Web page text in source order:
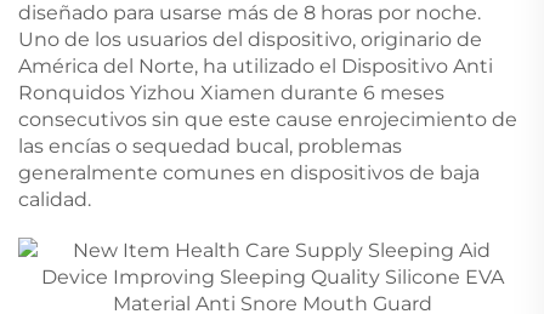
diseñado para usarse más de 8 horas por noche.
Uno de los usuarios del dispositivo, originario de
América del Norte, ha utilizado el Dispositivo Anti
Ronquidos Yizhou Xiamen durante 6 meses
consecutivos sin que este cause enrojecimiento de
las encías o sequedad bucal, problemas
generalmente comunes en dispositivos de baja
calidad.